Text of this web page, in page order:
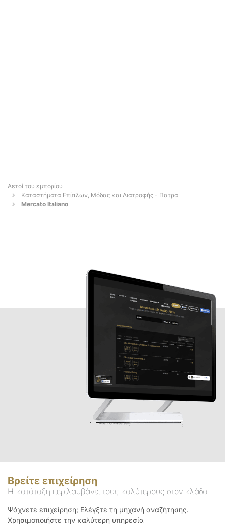
Αετοί του εμπορίου
Καταστήματα Επίπλων, Μόδας και Διατροφής - Πατρα
Mercato Italiano
Βρείτε επιχείρηση
Η κατάταξη περιλαμβάνει τους καλύτερους στον κλάδο
Ψάχνετε επιχείρηση; Ελέγξτε τη μηχανή αναζήτησης.
Χρησιμοποιήστε την καλύτερη υπηρεσία